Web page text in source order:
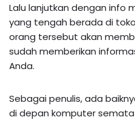
Lalu lanjutkan dengan info
yang tengah berada di
orang tersebut akan
sudah memberikan
Anda.
Sebagai penulis, ada
di depan komputer